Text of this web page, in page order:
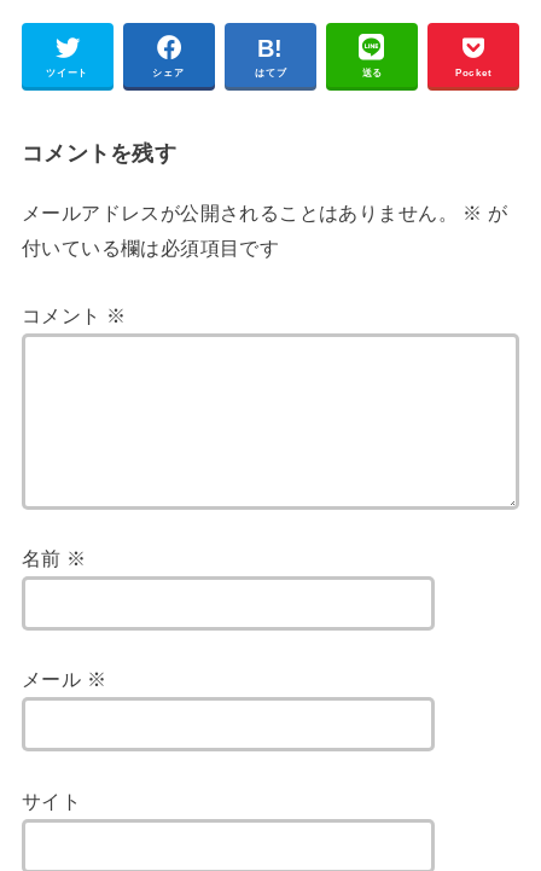
ツイート シェア はてブ 送る Pocket
コメントを残す
メールアドレスが公開されることはありません。 ※ が
付いている欄は必須項目です
コメント ※
名前 ※
メール ※
サイト